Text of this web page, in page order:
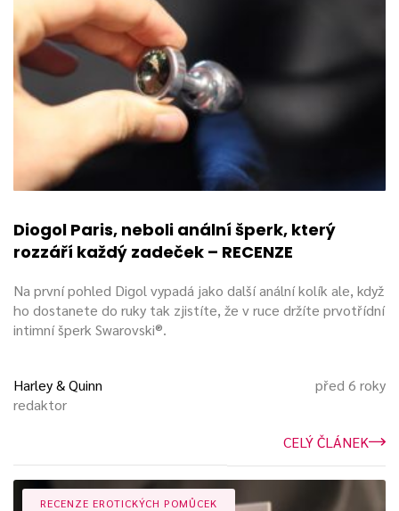
Diogol Paris, neboli anální šperk, který
rozzáří každý zadeček – RECENZE
Na první pohled Digol vypadá jako další anální kolík ale, když
ho dostanete do ruky tak zjistíte, že v ruce držíte prvotřídní
intimní šperk Swarovski®.
Harley & Quinn
redaktor
před 6 roky
CELÝ ČLÁNEK
RECENZE EROTICKÝCH POMŮCEK